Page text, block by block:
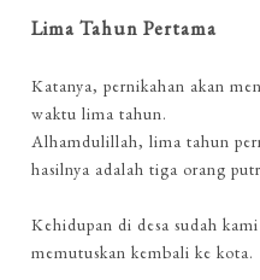
Lima Tahun Pertama
Katanya, pernikahan akan
waktu lima tahun.
Alhamdulillah, lima tahun
hasilnya adalah tiga orang
Kehidupan di desa sudah
memutuskan kembali ke kota.